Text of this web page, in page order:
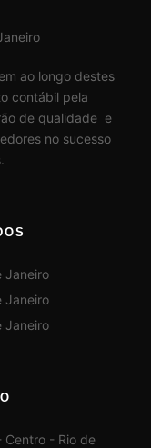
ao longo destes
contábil pela
de qualidade e
no sucesso
Centro - Rio de